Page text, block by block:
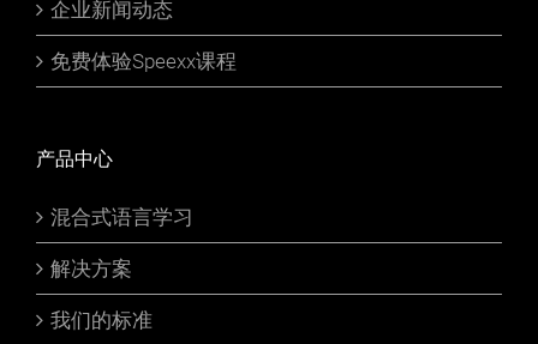
企业新闻动态
免费体验Speexx课程
产品中心
混合式语言学习
解决方案
我们的标准